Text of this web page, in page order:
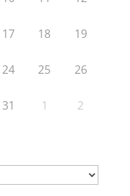
17 18 19
24 25 26
31 1 2